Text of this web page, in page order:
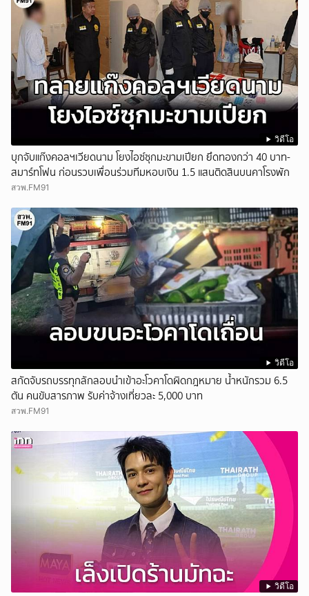
วิดีโอ
บุกจับแก๊งคอลฯเวียดนาม โยงไอซ์ซุกมะขามเปียก ยึดทองกว่า 40 บาท-
สมาร์ทโฟน ก่อนรวบเพื่อนร่วมทีมหอบเงิน 1.5 แสนติดสินบนคาโรงพัก
สวพ.FM91
วิดีโอ
สกัดจับรถบรรทุกลักลอบนำเข้าอะโวคาโดผิดกฎหมาย น้ำหนักรวม 6.5
ตัน คนขับสารภาพ รับค่าจ้างเที่ยวละ 5,000 บาท
สวพ.FM91
วิดีโอ